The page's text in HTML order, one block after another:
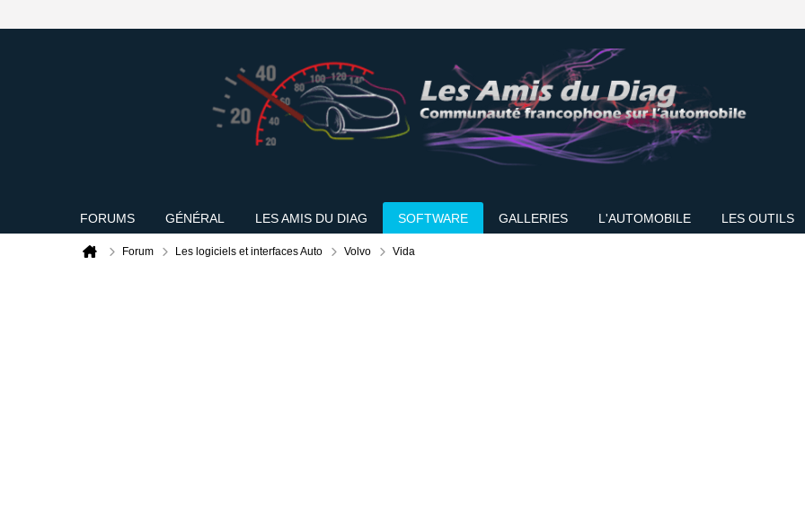
FORUMS GÉNÉRAL LES AMIS DU DIAG SOFTWARE GALLERIES L'AUTOMOBILE LES OUTILS
Forum Les logiciels et interfaces Auto Volvo Vida